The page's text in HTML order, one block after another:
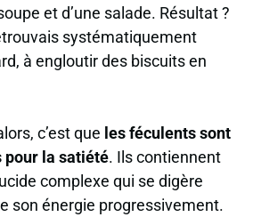
et d’une salade. Résultat ?
systématiquement
à engloutir des biscuits en
c’est que les féculents sont
pour la satiété. Ils contiennent
complexe qui se digère
son énergie progressivement.